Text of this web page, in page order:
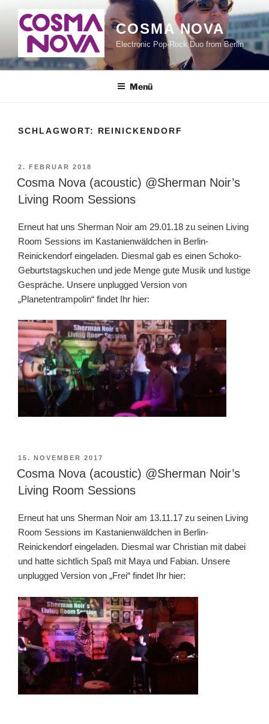
Inhalt
springen
COSMA NOVA
Electronic Pop-Rock Duo from Berlin
Menü
SCHLAGWORT: REINICKENDORF
VERÖFFENTLICHT
AM
2. FEBRUAR 2018
Cosma Nova (acoustic) @Sherman Noir’s
Living Room Sessions
Erneut hat uns Sherman Noir am 29.01.18 zu seinen Living
Room Sessions im Kastanienwäldchen in Berlin-
Reinickendorf eingeladen. Diesmal gab es einen Schoko-
Geburtstagskuchen und jede Menge gute Musik und lustige
Gespräche. Unsere unplugged Version von
„Planetentrampolin“ findet Ihr hier:
VERÖFFENTLICHT
AM
15. NOVEMBER 2017
Cosma Nova (acoustic) @Sherman Noir’s
Living Room Sessions
Erneut hat uns Sherman Noir am 13.11.17 zu seinen Living
Room Sessions im Kastanienwäldchen in Berlin-
Reinickendorf eingeladen. Diesmal war Christian mit dabei
und hatte sichtlich Spaß mit Maya und Fabian. Unsere
unplugged Version von „Frei“ findet Ihr hier: